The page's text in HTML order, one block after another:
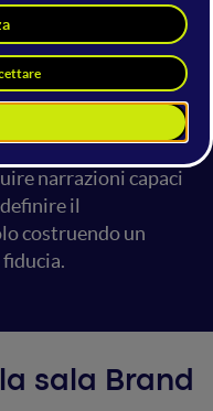
non basta più
Lo speech
permetta di
emotiva, perché
del proprio
un approccio
narrazioni capaci
il
costruendo un
sala Brand